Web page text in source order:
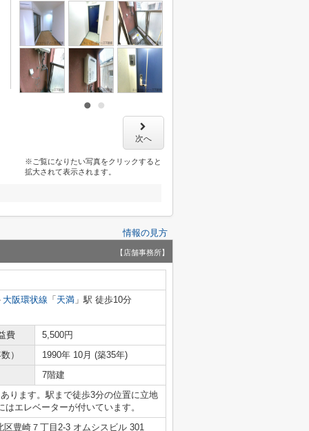
次へ
※ご覧になりたい写真をクリックすると
拡大されて表示されます。
情報の見方
【店舗事務所】
大阪環状線 「 天満 」駅 徒歩10分
費
5,500円
）
1990年 10月 (築35年)
7階建
ります。駅まで徒歩3分の位置に立地
エレベーターが付いています。
区豊崎７丁目2-3 オムシスビル 301